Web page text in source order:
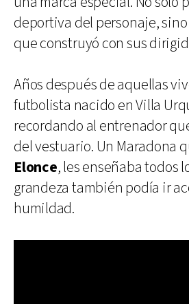
deportiva del personaje,
que construyó con sus
Años después de aquellas
futbolista nacido en Villa
recordando al entrenador
del vestuario. Un Maradona
Elonce, les enseñaba todos
grandeza también podía ir
humildad.